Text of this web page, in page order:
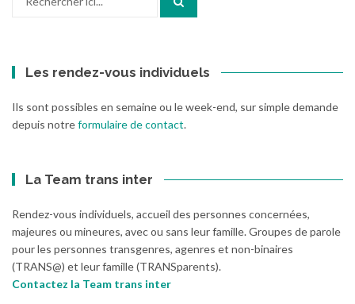
Les rendez-vous individuels
Ils sont possibles en semaine ou le week-end, sur simple demande
depuis notreformulaire de contact.
La Team trans inter
Rendez-vous individuels, accueil des personnes concernées,
majeures ou mineures, avec ou sans leur famille. Groupes de parole
pour les personnes transgenres, agenres et non-binaires
(TRANS@) et leur famille (TRANSparents).
Contactez la Team trans inter